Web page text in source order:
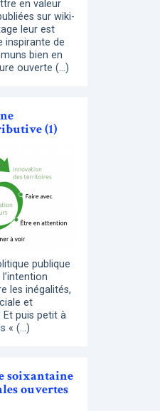
en valeur
sur wiki-
leur est
inspirante de
bien en
ouverte (…)
(1)
publique
les inégalités,
et
Et puis petit à
« (…)
soixantaine
ouvertes